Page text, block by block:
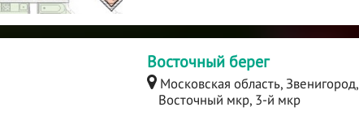
Восточный берег
Московская область, Звенигород,
Восточный мкр, 3-й мкр